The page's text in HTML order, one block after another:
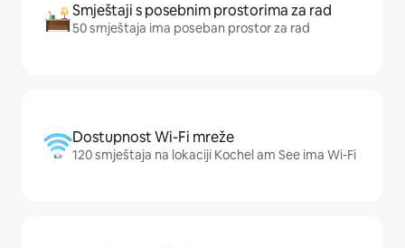
Smještaji s posebnim prostorima za rad
50 smještaja ima poseban prostor za rad
Dostupnost Wi-Fi mreže
120 smještaja na lokaciji Kochel am See ima Wi-Fi